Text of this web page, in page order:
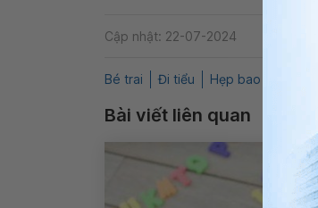
Cập nhật: 22-07-2024
Bé trai Đi tiểu Hẹp bao quy đầu
Bài viết liên quan